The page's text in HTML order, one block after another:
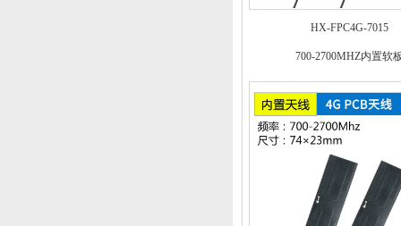
HX-FPC4G-7015
700-2700MHZ内置软